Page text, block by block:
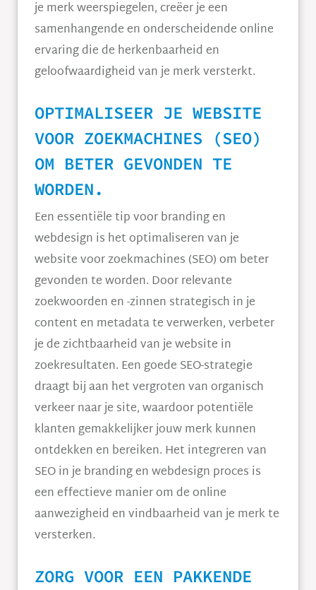
je merk weerspiegelen, creëer je een
samenhangende en onderscheidende online
ervaring die de herkenbaarheid en
geloofwaardigheid van je merk versterkt.
OPTIMALISEER JE WEBSITE
VOOR ZOEKMACHINES (SEO)
OM BETER GEVONDEN TE
WORDEN.
Een essentiële tip voor branding en
webdesign is het optimaliseren van je
website voor zoekmachines (SEO) om beter
gevonden te worden. Door relevante
zoekwoorden en -zinnen strategisch in je
content en metadata te verwerken, verbeter
je de zichtbaarheid van je website in
zoekresultaten. Een goede SEO-strategie
draagt bij aan het vergroten van organisch
verkeer naar je site, waardoor potentiële
klanten gemakkelijker jouw merk kunnen
ontdekken en bereiken. Het integreren van
SEO in je branding en webdesign proces is
een effectieve manier om de online
aanwezigheid en vindbaarheid van je merk te
versterken.
ZORG VOOR EEN PAKKENDE